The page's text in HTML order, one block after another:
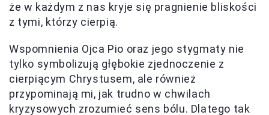
że w każdym z nas kryje się pragnienie bliskości
z tymi, którzy cierpią.
Wspomnienia Ojca Pio oraz jego stygmaty nie
tylko symbolizują głębokie zjednoczenie z
cierpiącym Chrystusem, ale również
przypominają mi, jak trudno w chwilach
kryzysowych zrozumieć sens bólu. Dlatego tak